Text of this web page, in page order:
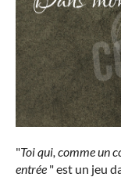
"Toi qui, comme un
entrée " est un jeu